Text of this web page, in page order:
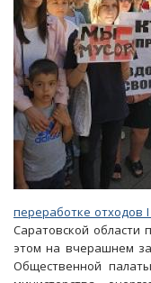
суд
переработке отходов I
Саратовской области
этом на вчерашнем
Общественной